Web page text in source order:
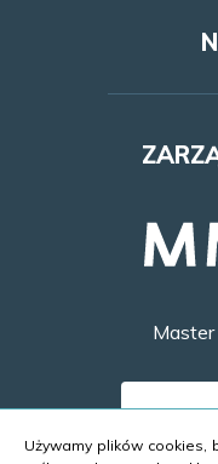
Master
Używamy plików cookies,